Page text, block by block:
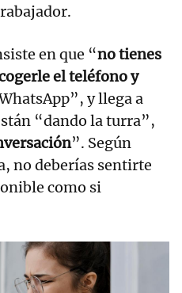
en que “no tienes
el teléfono y
y llega a
“dando la turra”,
”. Según
no deberías sentirte
como si